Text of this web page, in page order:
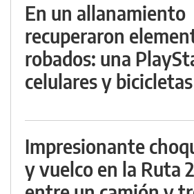
En un allanamiento
recuperaron
robados: una
celulares y bicicletas
Impresionante
y vuelco en la Ruta